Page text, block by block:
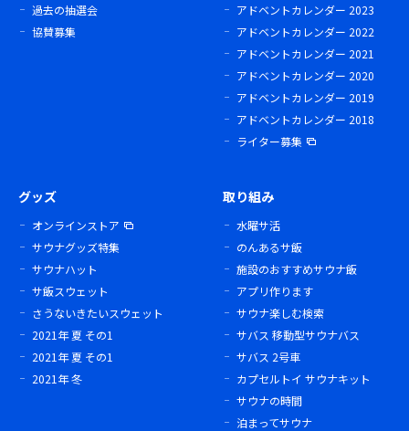
過去の抽選会
協賛募集
アドベントカレンダー 2023
アドベントカレンダー 2022
アドベントカレンダー 2021
アドベントカレンダー 2020
アドベントカレンダー 2019
アドベントカレンダー 2018
ライター募集
グッズ
オンラインストア
サウナグッズ特集
サウナハット
サ飯スウェット
さうないきたいスウェット
2021年 夏 その1
2021年 夏 その1
2021年 冬
取り組み
水曜サ活
のんあるサ飯
施設のおすすめサウナ飯
アプリ作ります
サウナ楽しむ検索
サバス 移動型サウナバス
サバス 2号車
カプセルトイ サウナキット
サウナの時間
泊まってサウナ